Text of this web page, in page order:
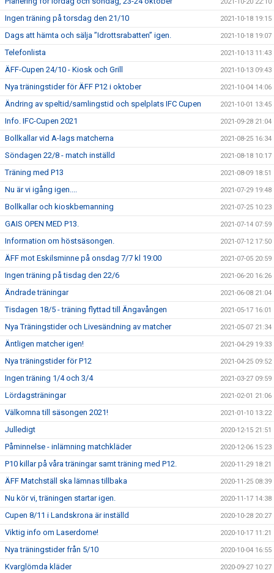
Ingen träning på torsdag den 21/10 2021-10-18 19:15
Dags att hämta och sälja ”Idrottsrabatten” igen. 2021-10-18 19:07
Telefonlista 2021-10-13 11:43
ÄFF-Cupen 24/10 - Kiosk och Grill 2021-10-13 09:43
Nya träningstider för ÄFF P12 i oktober 2021-10-04 14:06
Ändring av speltid/samlingstid och spelplats IFC Cupen 2021-10-01 13:45
Info. IFC-Cupen 2021 2021-09-28 21:04
Bollkallar vid A-lags matcherna 2021-08-25 16:34
Söndagen 22/8 - match inställd 2021-08-18 10:17
Träning med P13 2021-08-09 18:51
Nu är vi igång igen.... 2021-07-29 19:48
Bollkallar och kioskbemanning 2021-07-25 10:23
GAIS OPEN MED P13. 2021-07-14 07:59
Information om höstsäsongen. 2021-07-12 17:50
ÄFF mot Eskilsminne på onsdag 7/7 kl 19:00 2021-07-05 20:59
Ingen träning på tisdag den 22/6 2021-06-20 16:26
Ändrade träningar 2021-06-08 21:04
Tisdagen 18/5 - träning flyttad till Ängavången 2021-05-17 16:01
Nya Träningstider och Livesändning av matcher 2021-05-07 21:34
Äntligen matcher igen! 2021-04-29 19:33
Nya träningstider för P12 2021-04-25 09:52
Ingen träning 1/4 och 3/4 2021-03-27 09:59
Lördagsträningar 2021-02-01 21:06
Välkomna till säsongen 2021! 2021-01-10 13:22
Julledigt 2020-12-15 21:51
Påminnelse - inlämning matchkläder 2020-12-06 15:23
P10 killar på våra träningar samt träning med P12. 2020-11-29 18:21
ÄFF Matchställ ska lämnas tillbaka 2020-11-25 08:39
Nu kör vi, träningen startar igen. 2020-11-17 14:38
Cupen 8/11 i Landskrona är inställd 2020-10-28 20:27
Viktig info om Laserdome! 2020-10-17 11:21
Nya träningstider från 5/10 2020-10-04 16:55
Kvarglömda kläder 2020-09-27 10:27